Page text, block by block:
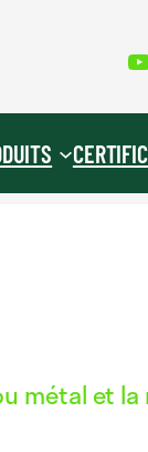
métal et